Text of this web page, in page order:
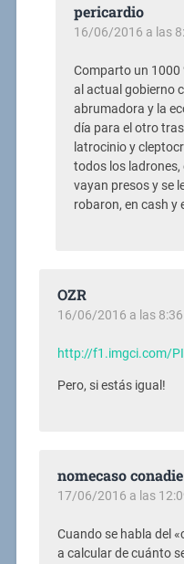
pericardio
16/06/2016 a las
Comparto un 1000
al actual gobierno
abrumadora y la
día para el otro
latrocinio y
todos los ladrones,
vayan presos y se
robaron, en cash y
OZR
16/06/2016 a las 8:36
http://f1.imgci.com/
Pero, si estás igual!
nomecaso conadie
17/06/2016 a las
Cuando se habla del
a calcular de cuánto